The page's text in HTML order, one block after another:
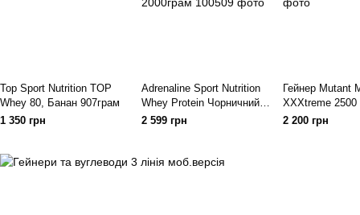
Top Sport Nutrition TOP
Whey 80, Банан 907грам
1 350 грн
Adrenaline Sport Nutrition
Whey Protein Чорничний
йогурт 2000грам
2 599 грн
Гейнер Mutant
XXXtreme 2500
грам, Ваніль
2 200 грн